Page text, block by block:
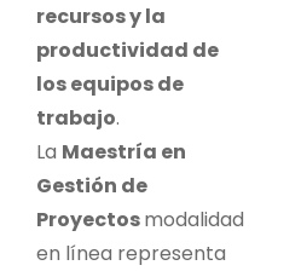
recursos y la
productividad de
los equipos de
trabajo.
La Maestría en
Gestión de
Proyectosmodalidad
en línea representa